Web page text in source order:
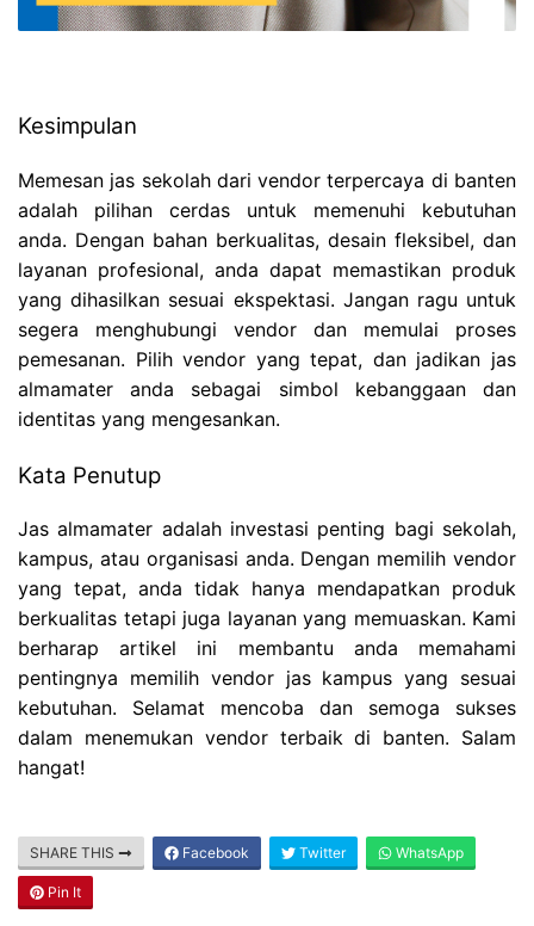
Kesimpulan
Memesan jas sekolah dari vendor terpercaya di banten
adalah pilihan cerdas untuk memenuhi kebutuhan
anda. Dengan bahan berkualitas, desain fleksibel, dan
layanan profesional, anda dapat memastikan produk
yang dihasilkan sesuai ekspektasi. Jangan ragu untuk
segera menghubungi vendor dan memulai proses
pemesanan. Pilih vendor yang tepat, dan jadikan jas
almamater anda sebagai simbol kebanggaan dan
identitas yang mengesankan.
Kata Penutup
Jas almamater adalah investasi penting bagi sekolah,
kampus, atau organisasi anda. Dengan memilih vendor
yang tepat, anda tidak hanya mendapatkan produk
berkualitas tetapi juga layanan yang memuaskan. Kami
berharap artikel ini membantu anda memahami
pentingnya memilih vendor jas kampus yang sesuai
kebutuhan. Selamat mencoba dan semoga sukses
dalam menemukan vendor terbaik di banten. Salam
hangat!
SHARE THIS Facebook Twitter WhatsApp
Pin It